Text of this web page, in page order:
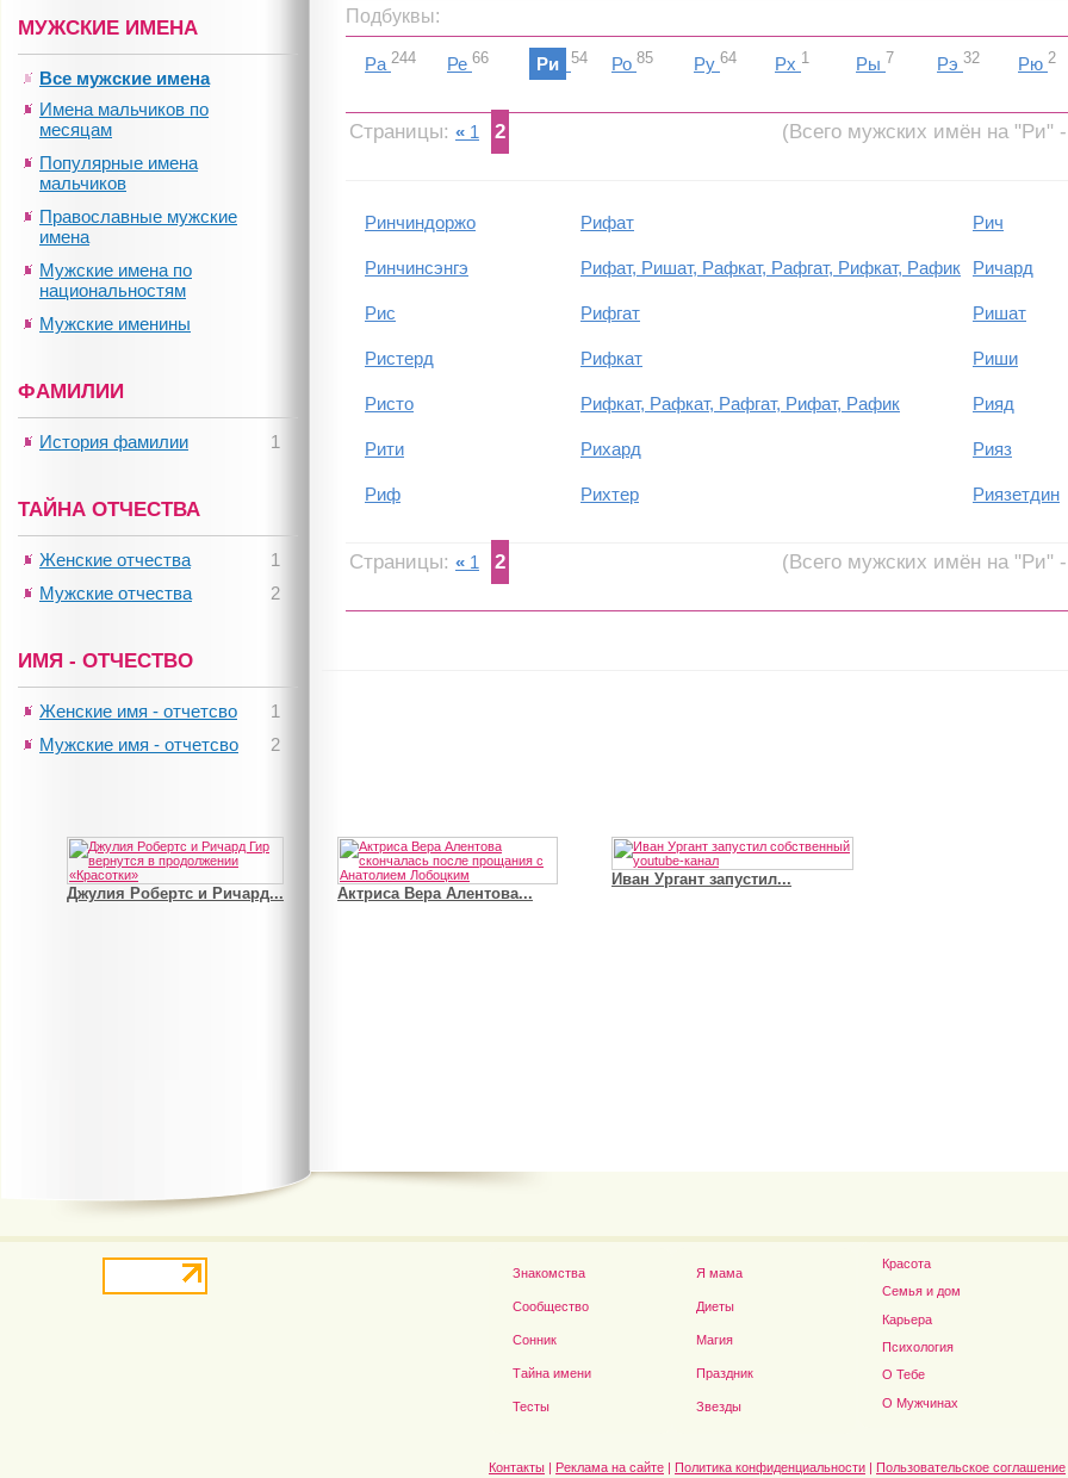
Подбуквы:
Ра 244 Ре 66 Ри 54 Ро 85 Ру 64 Рх 1 Ры 7 Рэ 32 Рю 2
Страницы: « 1 2 (Всего мужских имён на "Ри"
Ринчиндоржо Рифат Рич
Ринчинсэнгэ Рифат, Ришат, Рафкат, Рафгат, Рифкат, Рафик Ричард
Рис Рифгат Ришат
Ристерд Рифкат Риши
Ристо Рифкат, Рафкат, Рафгат, Рифат, Рафик Рияд
Рити Рихард Рияз
Риф Рихтер Риязетдин
Страницы: « 1 2 (Всего мужских имён на "Ри"
МУЖСКИЕ ИМЕНА
Все мужские имена
Имена мальчиков по
месяцам
Популярные имена
мальчиков
Православные мужские
имена
Мужские имена по
национальностям
Мужские именины
ФАМИЛИИ
1
История фамилии
ТАЙНА ОТЧЕСТВА
1
Женские отчества
2
Мужские отчества
ИМЯ - ОТЧЕСТВО
1
Женские имя - отчетсво
2
Мужские имя - отчетсво
Джулия Робертс и Ричард... Актриса Вера Алентова...
Иван Ургант запустил...
Дэниел Рэдклифф...
Знакомства
Сообщество
Сонник
Тайна имени
Тесты
Я мама
Диеты
Магия
Праздник
Звезды
Красота
Семья и дом
Карьера
Психология
О Тебе
О Мужчинах
Контакты | Реклама на сайте | Политика конфиденциальности | Пользовательское соглашение